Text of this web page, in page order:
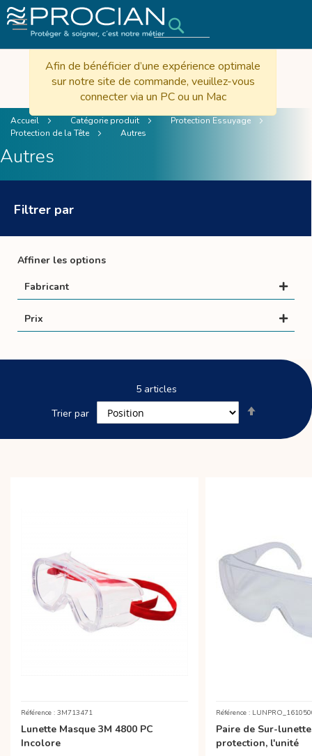
Afin de bénéficier d’une expérience optimale
sur notre site de commande, veuillez-vous
connecter via un PC ou un Mac
Accueil Catégorie produit
Protection Essuyage
Protection de la Tête
Autres
Autres
5articles
Trier par
décroissant
Référence : 3M713471
Lunette Masque 3M 4800 PC
Incolore
Référence :
Paire de Sur-
protection, l'unité
Filtrer par
Affiner les options
Fabricant
Prix